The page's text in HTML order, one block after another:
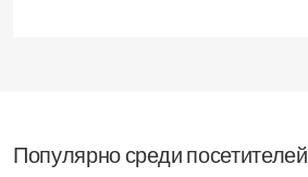
Популярно среди посетителей